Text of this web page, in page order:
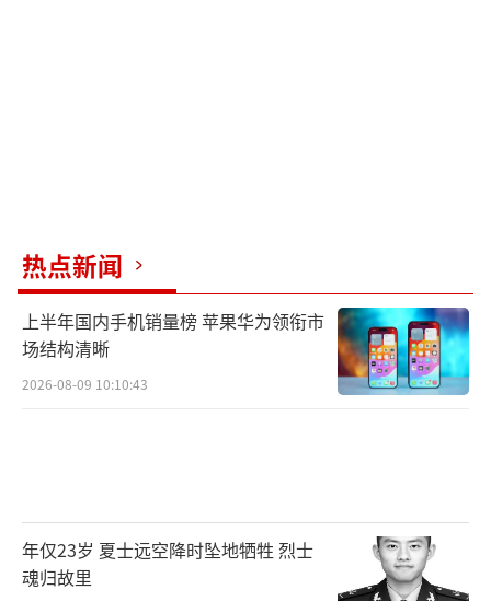
热点新闻
上半年国内手机销量榜 苹果华为领衔市
场结构清晰
2026-08-09 10:10:43
年仅23岁 夏士远空降时坠地牺牲 烈士
魂归故里